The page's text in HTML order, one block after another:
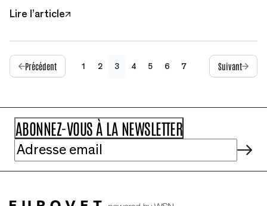
Lire l’article
Précédent 1 2 3 4 5 6 7 Suivant